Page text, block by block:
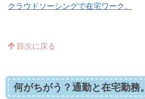
クラウドソーシングで在宅ワーク。
目次に戻る
何がちがう？通勤と在宅勤務。